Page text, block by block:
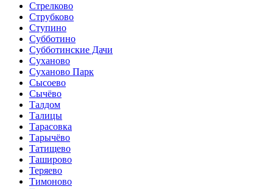
Стрелково
Струбково
Ступино
Субботино
Субботинские Дачи
Суханово
Суханово Парк
Сысоево
Сычёво
Талдом
Талицы
Тарасовка
Тарычёво
Татищево
Таширово
Теряево
Тимоново